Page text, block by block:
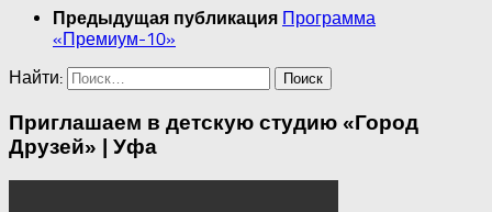
Предыдущая публикация Программа
«Премиум-10»
Найти:
Приглашаем в детскую студию «Город
Друзей» | Уфа